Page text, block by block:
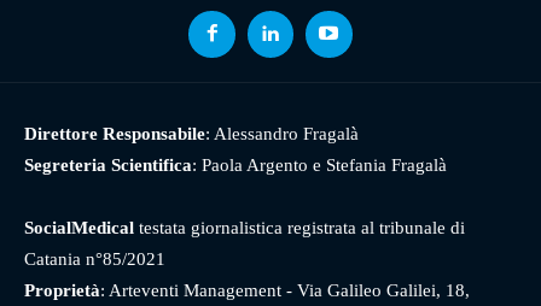
Direttore Responsabile: Alessandro Fragalà
Segreteria Scientifica: Paola Argento e Stefania Fragalà
SocialMedical testata giornalistica registrata al tribunale di
Catania n°85/2021
Proprietà: Arteventi Management - Via Galileo Galilei, 18,